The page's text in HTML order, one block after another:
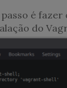
é
do